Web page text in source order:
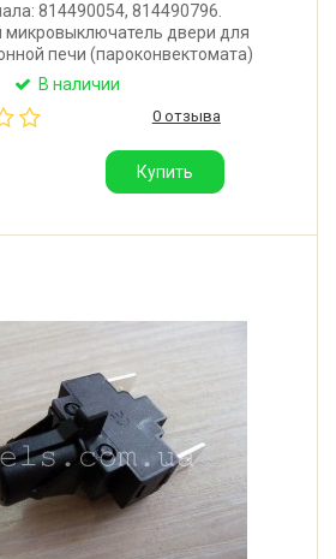
814490054, 814490796.
микровыключатель двери для
печи (пароконвектомата)
Smeg.
В наличии
0 отзыва
Купить